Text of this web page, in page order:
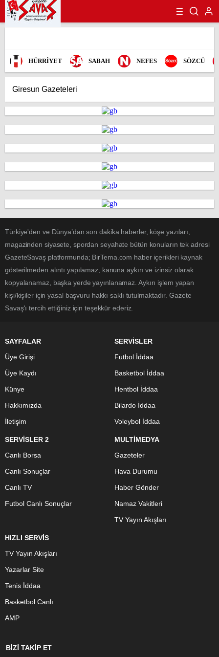
HÜRRİYET SABAH NEFES SÖZCÜ
Türkiye'den ve Dünya’dan son dakika haberler, köşe yazıları,
magazinden siyasete, spordan seyahate bütün konuların tek adresi
GazeteSavaş platformunda; BirTema.com haber içerikleri kaynak
gösterilmeden alıntı yapılamaz, kanuna aykırı ve izinsiz olarak
kopyalanamaz, başka yerde yayınlanamaz. Aykırı işlem yapan
kişi/kişiler için yasal başvuru hakkı saklı tutulmaktadır. Gazete
Savaş'ı tercih ettiğiniz için teşekkür ederiz.
SAYFALAR
Üye Girişi
Üye Kaydı
Künye
Hakkımızda
İletişim
SERVİSLER
Futbol İddaa
Basketbol İddaa
Hentbol İddaa
Bilardo İddaa
Voleybol İddaa
SERVİSLER 2
Canlı Borsa
Canlı Sonuçlar
Canlı TV
Futbol Canlı Sonuçlar
MULTİMEDYA
Gazeteler
Hava Durumu
Haber Gönder
Namaz Vakitleri
TV Yayın Akışları
HIZLI SERVİS
TV Yayın Akışları
Yazarlar Site
Tenis İddaa
Basketbol Canlı
AMP
BİZİ TAKİP ET